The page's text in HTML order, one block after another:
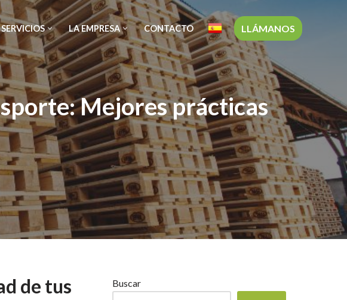
SERVICIOS LA EMPRESA CONTACTO LLÁMANOS
Mejores prácticas
de tus
Buscar